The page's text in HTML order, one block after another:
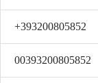
+393200805852
00393200805852